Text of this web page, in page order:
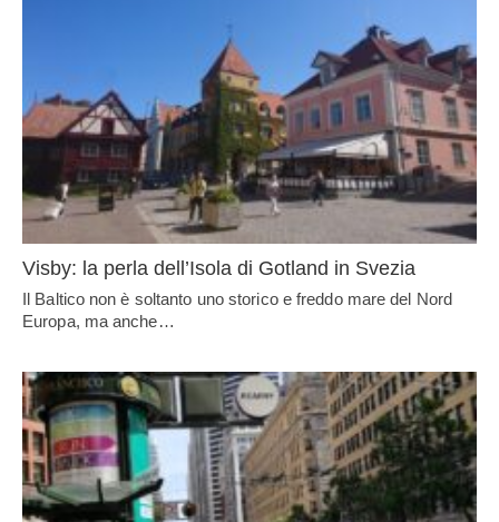
Visby: la perla dell’Isola di Gotland in Svezia
Il Baltico non è soltanto uno storico e freddo mare del Nord
Europa, ma anche…